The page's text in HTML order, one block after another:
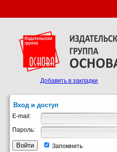
Добавить в закладки
Вход и доступ
E-mail:
Пароль:
Запомнить